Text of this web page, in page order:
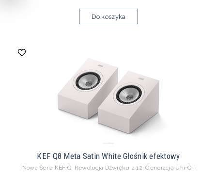
Do koszyka
KEF Q8 Meta Satin White Głośnik efektowy
Nowa Seria KEF Q: Rewolucja Dźwięku z 12. Generacją Uni-Q i